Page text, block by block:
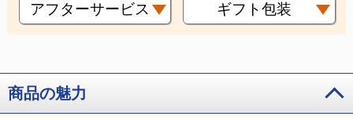
アフターサービス ギフト包装
商品の魅力